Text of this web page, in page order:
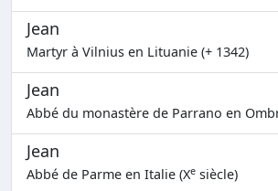
Jean
Martyr à Vilnius en Lituanie (+ 1342)
Jean
Abbé du monastère de Parrano en
Jean
Abbé de Parme en Italie (Xe siècle)